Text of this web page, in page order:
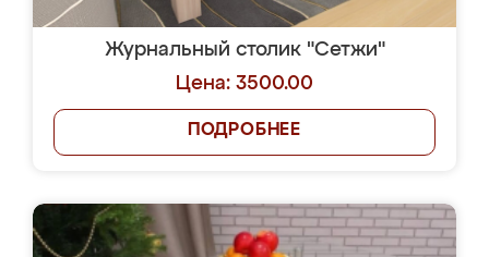
Журнальный столик "Сетжи"
Цена: 3500.00
ПОДРОБНЕЕ